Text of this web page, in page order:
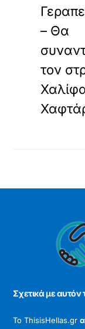
– Θα
τον
Σχετικά με αυτόν
Το ThisisHellas.gr